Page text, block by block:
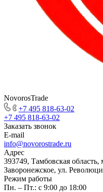
NovorosTrade
+7 495 818-63-02
+7 495 818-63-02
Заказать звонок
E-mail
info@novorostrade.ru
Адрес
393749, Тамбовская
Заворонежское, ул.
Режим работы
Пн. – Пт.: с 9:00 до 18:00